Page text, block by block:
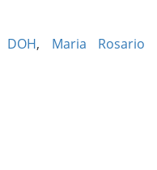
DOH, Maria Rosario